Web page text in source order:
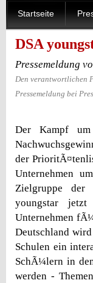
Startseite
DSA
Pressemeldung
Den verantwortlichen
Pressemeldung bei
Der Kampf
der
Unternehmen
Zielgruppe der
youngstar
Unternehmen
Deutschland
Schulen ein
SchÃ¼lern in
werden -